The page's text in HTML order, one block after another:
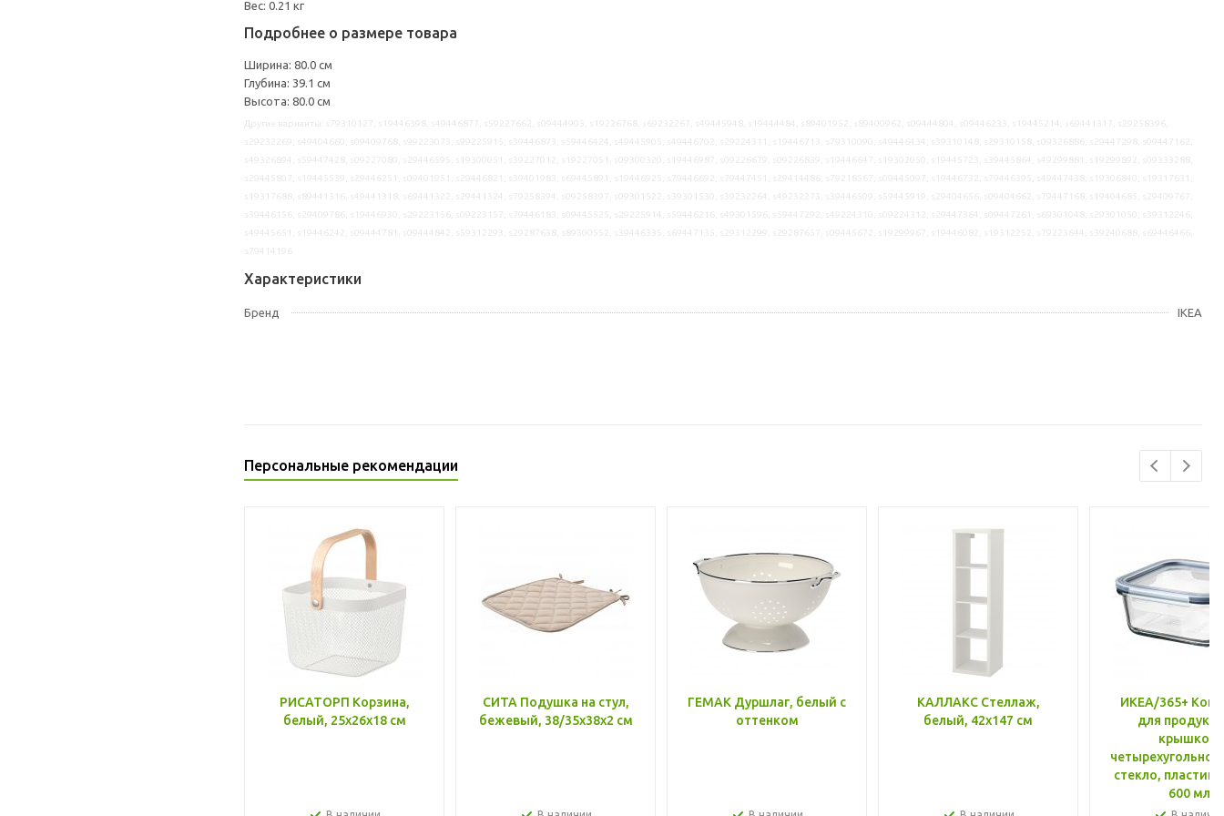
Вес: 0.21 кг
Подробнее о размере товара
Ширина: 80.0 см
Глубина: 39.1 см
Высота: 80.0 см
Характеристики
Бренд IKEA
Персональные рекомендации
РИСАТОРП Корзина,
белый, 25x26x18 см
СИТА Подушка на стул,
бежевый, 38/35x38x2 см
ГЕМАК Дуршлаг, белый с
оттенком
КАЛЛАКС Стеллаж,
белый, 42x147 см
ИКЕА/365+
для
крышкой,
стекло, пластик
600 мл